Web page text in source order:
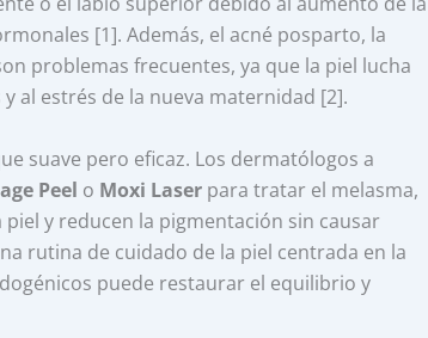
[1]. Además, el acné posparto, la
problemas frecuentes, ya que la piel lucha
al estrés de la nueva maternidad [2].
suave pero eficaz. Los dermatólogos a
Peel o Moxi Laser para tratar el melasma,
y reducen la pigmentación sin causar
rutina de cuidado de la piel centrada en la
puede restaurar el equilibrio y